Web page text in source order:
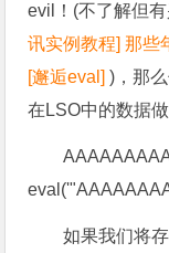
evil！(不了解但
讯实例教程] 那些
[邂逅eval] )，那
在LSO中的数据
如果我们将